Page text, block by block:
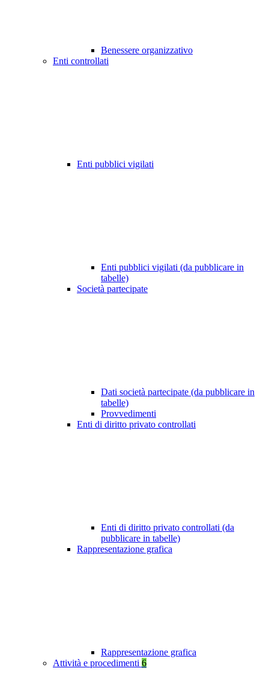
Benessere organizzativo
Enti controllati
Enti pubblici vigilati
Enti pubblici vigilati (da pubblicare in
tabelle)
Società partecipate
Dati società partecipate (da pubblicare in
tabelle)
Provvedimenti
Enti di diritto privato controllati
Enti di diritto privato controllati (da
pubblicare in tabelle)
Rappresentazione grafica
Rappresentazione grafica
Attività e procedimenti 6